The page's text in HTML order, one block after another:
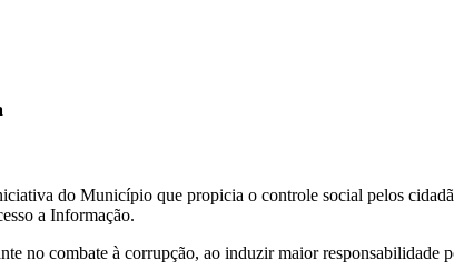
do Município que propicia o controle social pelos
a Informação.
no combate à corrupção, ao induzir maior responsabilidade